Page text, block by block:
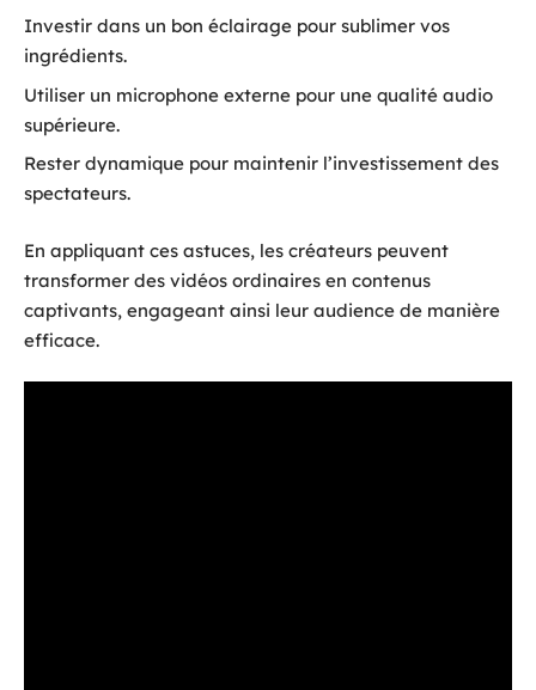
Investir dans un bon éclairage pour sublimer vos
ingrédients.
Utiliser un microphone externe pour une qualité audio
supérieure.
Rester dynamique pour maintenir l’investissement des
spectateurs.
En appliquant ces astuces, les créateurs peuvent
transformer des vidéos ordinaires en contenus
captivants, engageant ainsi leur audience de manière
efficace.